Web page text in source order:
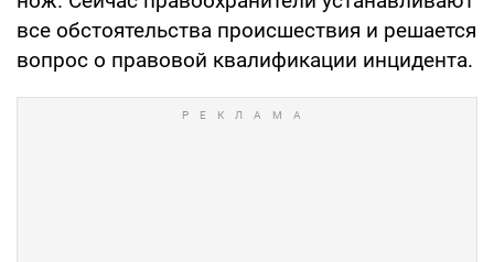
все обстоятельства происшествия и решается
вопрос о правовой квалификации инцидента.